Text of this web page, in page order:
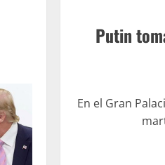
Putin
En el Gran